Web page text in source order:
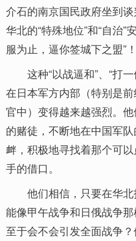
介石的南京国民政府坐到
华北的“特殊地位”和“自治”
服为止，逼你签城下之盟”！
这种“以战逼和”、“打
在日本军方内部（特别是
官中）变得越来越强烈。
的赌徒，不断地在中国军
衅，积极地寻找着那个可
手的借口。
他们相信，只要在华
能像甲午战争和日俄战争那
至于会不会引发全面战争